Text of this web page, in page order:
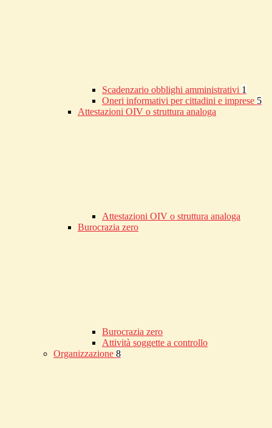
Scadenzario obblighi amministrativi 1
Oneri informativi per cittadini e imprese 5
Attestazioni OIV o struttura analoga
Attestazioni OIV o struttura analoga
Burocrazia zero
Burocrazia zero
Attività soggette a controllo
Organizzazione 8